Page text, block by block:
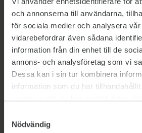
och annonserna till användarna,
för sociala medier och analysera
vidarebefordrar även sådana
information från din enhet till de
annons- och analysföretag som vi
Dessa kan i sin tur kombinera
information som du har
Nödvändig
Buiten trainen
Avenue de la Renaissance
Cinquantenaire Park
Near Public Running Track
Etterbeek, Brussels
Contactgegevens